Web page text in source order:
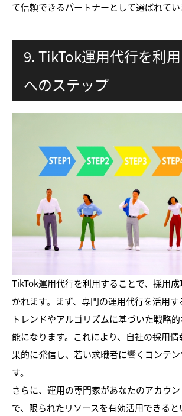
て信頼できるパートナーとして選ばれてい
9. TikTok運用代行を利
へのステップ
TikTok運用代行を利用することで、採用
かれます。まず、専門の運用代行を活用
トレンドやアルゴリズムに基づいた戦略
能になります。これにより、自社の採用
果的に発信し、若い求職者に響くコンテ
す。
さらに、運用の専門家があなたのアカウ
で、限られたリソースを有効活用できる